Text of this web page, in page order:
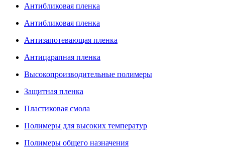
Антибликовая пленка
Антибликовая пленка
Антизапотевающая пленка
Антицарапная пленка
Высокопроизводительные полимеры
Защитная пленка
Пластиковая смола
Полимеры для высоких температур
Полимеры общего назначения